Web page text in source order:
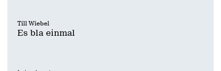
Till Wiebel
Es bla einmal